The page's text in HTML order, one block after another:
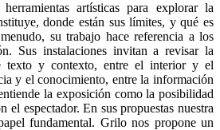
artísticas para explorar la
donde están sus límites, y qué es
su trabajo hace referencia a los
Sus instalaciones invitan a revisar la
texto y contexto, entre el interior y el
y el conocimiento, entre la información
la exposición como la posibilidad
el espectador. En sus propuestas nuestra
fundamental. Grilo nos propone un